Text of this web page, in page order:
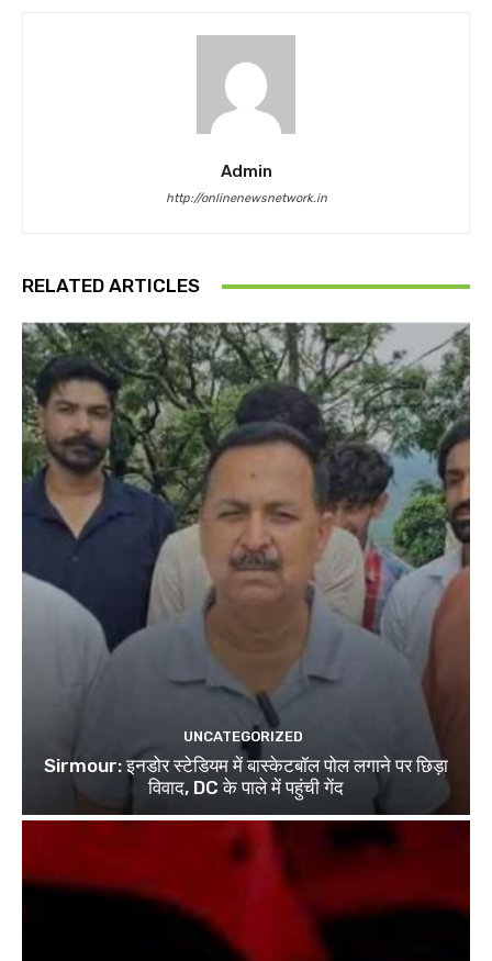
Admin
http://onlinenewsnetwork.in
RELATED ARTICLES
UNCATEGORIZED
Sirmour: इनडोर स्टेडियम में बास्केटबॉल पोल लगाने पर छिड़ा
विवाद, DC के पाले में पहुंची गेंद